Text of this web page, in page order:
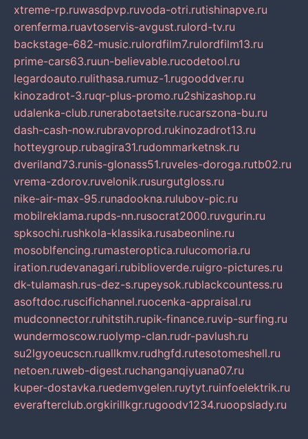
xtreme-rp.ruwasdpvp.ruvoda-otri.rutishinapve.ru
orenferma.ruavtoservis-avgust.rulord-tv.ru
backstage-682-music.rulordfilm7.rulordfilm13.ru
prime-cars63.ruun-believable.rucodetool.ru
legardoauto.rulithasa.rumuz-1.rugooddver.ru
kinozadrot-3.ruqr-plus-promo.ru2shizashop.ru
udalenka-club.runerabotaetsite.rucarszona-bu.ru
dash-cash-now.rubravoprod.rukinozadrot13.ru
hotteygroup.rubagira31.rudommarketnsk.ru
dveriland73.runis-glonass51.ruveles-doroga.rutb02.ru
vrema-zdorov.ruvelonik.rusurgutgloss.ru
nike-air-max-95.runadookna.rulubov-pic.ru
mobilreklama.rupds-nn.rusocrat2000.ruvgurin.ru
spksochi.rushkola-klassika.rusabeonline.ru
mosoblfencing.rumasteroptica.rulucomoria.ru
iration.rudevanagari.rubiblioverde.ruigro-pictures.ru
dk-tulamash.rus-dez-s.rupeysok.rublackcountess.ru
asoftdoc.ruscifichannel.ruocenka-appraisal.ru
mudconnector.ruhitstih.rupik-finance.ruvip-surfing.ru
wundermoscow.ruolymp-clan.rudr-pavlush.ru
su2lgyoeucscn.ruallkmv.rudhgfd.rutesotomeshell.ru
netoen.ruweb-digest.ruchanganqiyuana07.ru
kuper-dostavka.ruedemvgelen.ruytyt.ruinfoelektrik.ru
everafterclub.orgkirillkgr.rugoodv1234.ruoopslady.ru